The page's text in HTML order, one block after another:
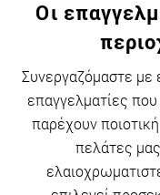
Οι
Συνεργαζόμαστε με
επαγγελματίες
παρέχουν
πελάτες